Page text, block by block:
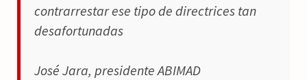
contrarrestar ese tipo de directrices tan
desafortunadas
José Jara, presidente ABIMAD